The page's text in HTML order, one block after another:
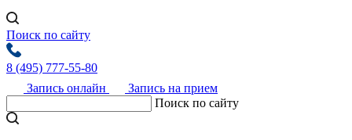
Поиск по сайту
8 (495) 777-55-80
Запись онлайн
Запись на прием
Поиск по сайту